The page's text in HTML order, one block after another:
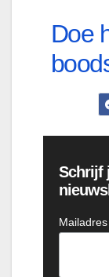
Doe
Schrijf
Mailadres